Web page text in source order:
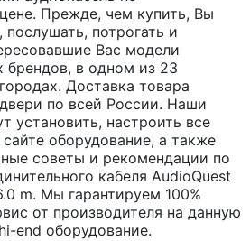
Прежде, чем купить, Вы
потрогать и
Вас модели
брендов, в одном из 23
Доставка товара
по всей России. Наши
установить, настроить все
оборудование, а также
советы и рекомендации по
кабеля AudioQuest
m. Мы гарантируем 100%
от производителя на данную
end оборудование.